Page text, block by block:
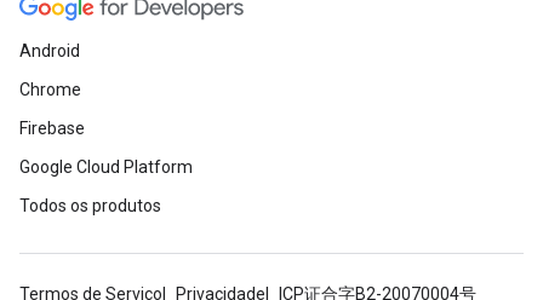
Android
Chrome
Firebase
Google Cloud Platform
Todos os produtos
Termos de Serviço Privacidade ICP证合字B2-20070004号